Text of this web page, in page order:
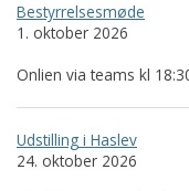
Bestyrrelsesmøde
1. oktober 2026
Onlien via teams kl
Udstilling i Haslev
24. oktober 2026